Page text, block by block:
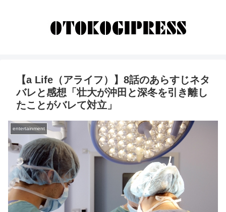
【a Life（アライフ）】8話のあらすじネタ
バレと感想「壮大が沖田と深冬を引き離し
たことがバレて対立」
entertainment